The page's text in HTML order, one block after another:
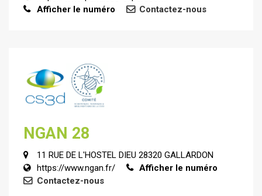
Afficher le numéro
Contactez-nous
NGAN 28
11 RUE DE L'HOSTEL DIEU 28320 GALLARDON
https://www.ngan.fr/
Afficher le numéro
Contactez-nous